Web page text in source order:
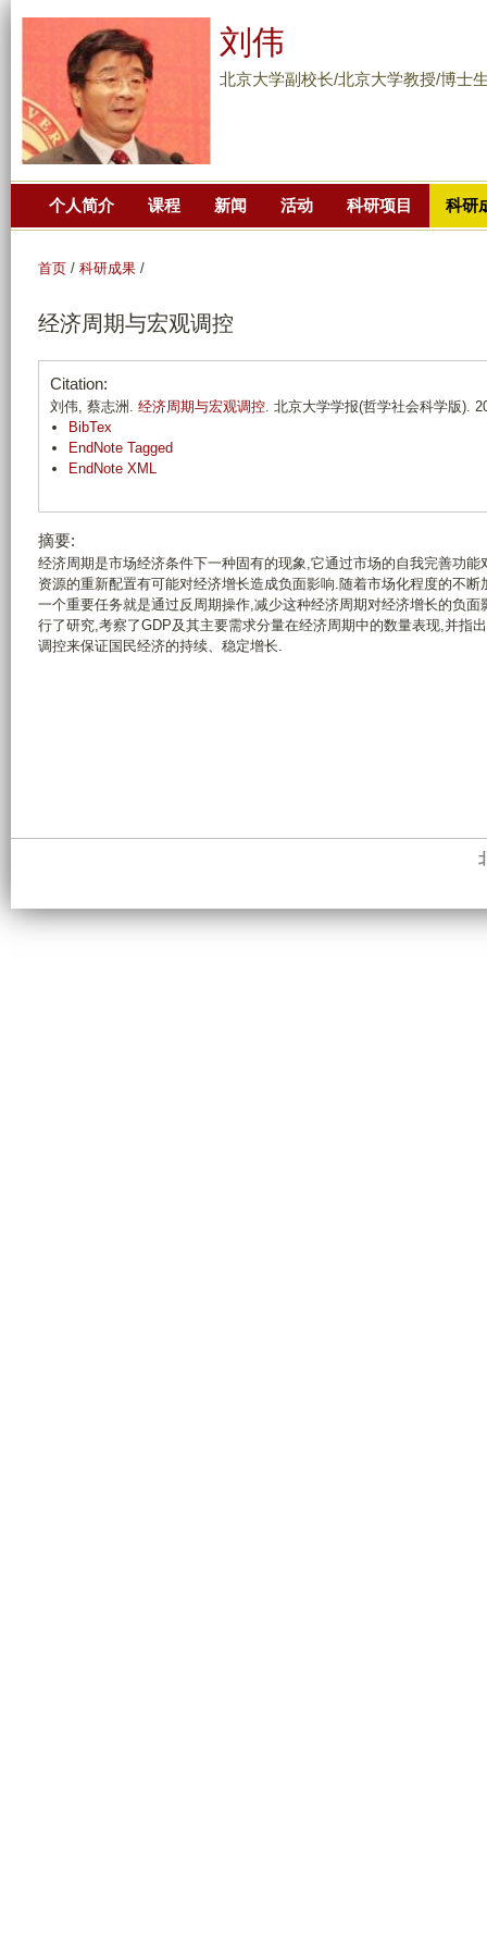
到
主
要
刘伟
北京大学副校长/北京大学教授/博士
个人简介 课程 新闻 活动 科研项目 科研
首页 / 科研成果 /
经济周期与宏观调控
Citation:
刘伟, 蔡志洲. 经济周期与宏观调控. 北京大学学报(哲学社会科学版).
BibTex
EndNote Tagged
EndNote XML
摘要:
经济周期是市场经济条件下一种固有的现象,它通过市场的自我完善功
资源的重新配置有可能对经济增长造成负面影响.随着市场化程度的不
一个重要任务就是通过反周期操作,减少这种经济周期对经济增长的负
行了研究,考察了GDP及其主要需求分量在经济周期中的数量表现,并指
调控来保证国民经济的持续、稳定增长.